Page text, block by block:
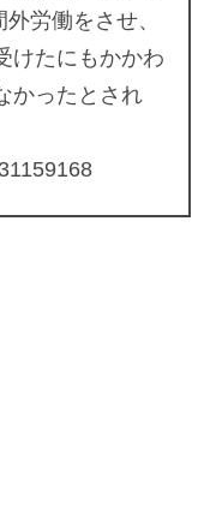
労働をさせ、
けたにもかかわ
かったとされ